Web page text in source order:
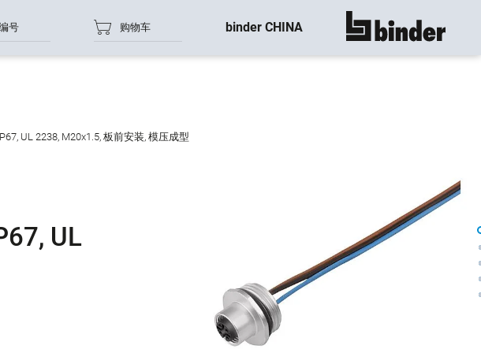
号 购物车 binder CHINA 显示所有
UL 2238, M20x1.5, 板前安装, 模压成型
UL